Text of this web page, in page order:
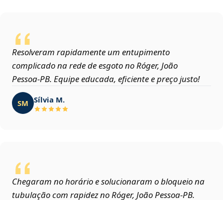
Resolveram rapidamente um entupimento
complicado na rede de esgoto no Róger, João
Pessoa‑PB. Equipe educada, eficiente e preço justo!
SM Sílvia M.
Chegaram no horário e solucionaram o bloqueio na
tubulação com rapidez no Róger, João Pessoa‑PB.